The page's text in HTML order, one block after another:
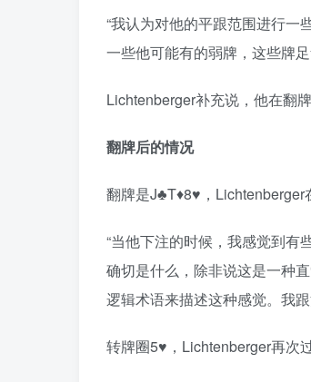
“我认为对他的平跟范围进行一
一些他可能有的弱牌，这些牌
Lichtenberger补充说，他在翻
翻牌后的情况
翻牌是J♣T♦8♥，Lichtenberger
“当他下注的时候，我感觉到有
确切是什么，除非说这是一种
逻辑术语来描述这种感觉。我
转牌圈5♥，Lichtenberger再次